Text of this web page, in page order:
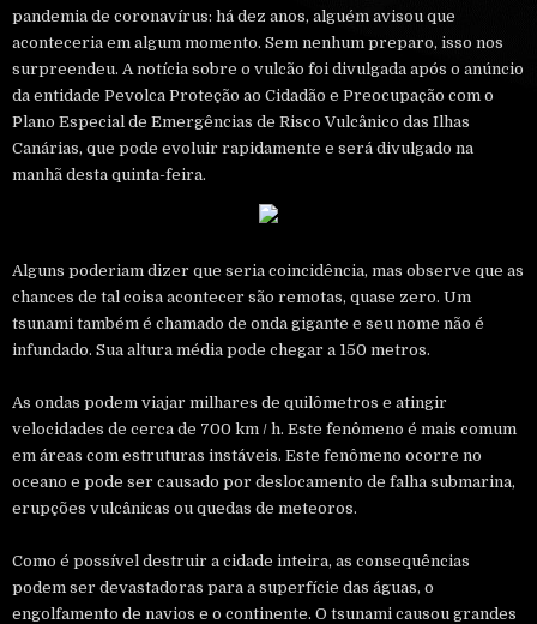
pandemia de coronavírus: há dez anos, alguém avisou que
aconteceria em algum momento. Sem nenhum preparo, isso nos
surpreendeu. A notícia sobre o vulcão foi divulgada após o anúncio
da entidade Pevolca Proteção ao Cidadão e Preocupação com o
Plano Especial de Emergências de Risco Vulcânico das Ilhas
Canárias, que pode evoluir rapidamente e será divulgado na
manhã desta quinta-feira.
Alguns poderiam dizer que seria coincidência, mas observe que as
chances de tal coisa acontecer são remotas, quase zero. Um
tsunami também é chamado de onda gigante e seu nome não é
infundado. Sua altura média pode chegar a 150 metros.
As ondas podem viajar milhares de quilômetros e atingir
velocidades de cerca de 700 km / h. Este fenômeno é mais comum
em áreas com estruturas instáveis. Este fenômeno ocorre no
oceano e pode ser causado por deslocamento de falha submarina,
erupções vulcânicas ou quedas de meteoros.
Como é possível destruir a cidade inteira, as consequências
podem ser devastadoras para a superfície das águas, o
engolfamento de navios e o continente. O tsunami causou grandes